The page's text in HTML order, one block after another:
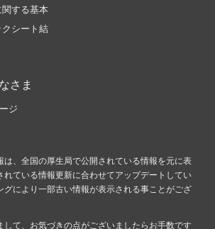
する基本
クシート結
さま
ジ
は、全国の厚生局で公開されている情報を元に表
れている情報更新に合わせてアップデートしてい
グにより一部古い情報が表示される事ことがござ
して、お気づきの点がございましたらお手数です